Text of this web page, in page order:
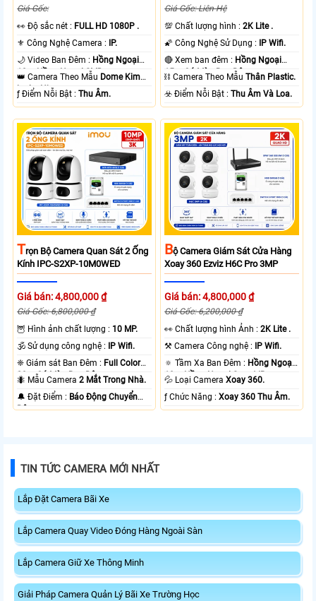
Giá Gốc:
️👀 Độ sắc nét : FULL HD 1080P .
⚜️ Công Nghệ Camera : IP.
🌙 Video Ban Đêm : Hồng Ngoại
10m Hồng Ngoại SMD.
👑 Camera Theo Mẫu Dome Kim
loại + Nhựa.
️ƒ Điểm Nỗi Bật :Thu Âm.
Giá Gốc: Liên Hệ
💯 Chất lượng hình :2K Lite .
🌠 Công Nghệ Sử Dụng : IP Wifi.
🔴 Xem ban đêm : Hồng Ngoại
15m Có Màu Ban Ðêm.
⛓ Camera Theo MẫuThân Plastic.
️☣️ Điểm Nỗi Bật :Thu Âm Và Loa.
TRọn Bộ Camera Quan Sát 2 Ống
Kính IPC-S2XP-10M0WED
Giá bán: 4,800,000 ₫
Giá Gốc: 6,800,000 ₫
🦉 Hình ảnh chất lượng : 10 MP.
🕉️ Sử dụng công nghệ : IP Wifi.
❈ Giám sát Ban Đêm : Full Color
20m Có Màu Ban Ðêm.
🐜 Mẫu Camera2 Mắt Trong Nhà.
️🔔 Đặt Điểm : Báo Động Chuyển
Động.
BỘ Camera Giám Sát Cửa Hàng
Xoay 360 Ezviz H6C Pro 3MP
Giá bán: 4,800,000 ₫
Giá Gốc: 6,200,000 ₫
️👀 Chất lượng hình Ảnh :2K Lite .
⚒ Camera Công nghệ : IP Wifi.
🔅 Tầm Xa Ban Đêm : Hồng Ngoại
10m Hồng Ngoại Smart IR.
💦 Loại CameraXoay 360.
️ƒ Chức Năng :Xoay 360 Thu Âm.
TIN TỨC CAMERA MỚI NHẤT
Lắp Đặt Camera Bãi Xe
Lắp Camera Quay Video Đóng Hàng Ngoài Sàn
Lắp Camera Giữ Xe Thông Minh
Giải Pháp Camera Quản Lý Bãi Xe Trường Học